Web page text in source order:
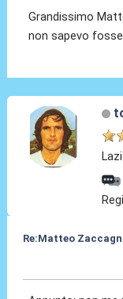
Grandissimo
non sapevo
Re:Matteo